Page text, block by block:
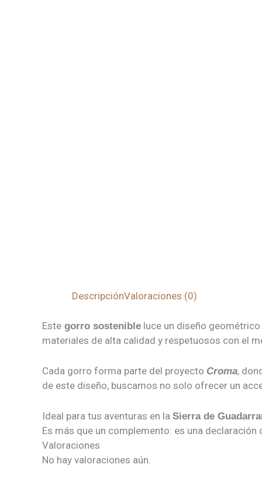
DescripciónValoraciones (0)
Este gorro sostenible luce un diseño
materiales de alta calidad y respetuosos con el
Cada gorro forma parte del proyecto Croma,
de este diseño, buscamos no solo ofrecer un
Ideal para tus aventuras en la Sierra de
Es más que un complemento: es una
Valoraciones
No hay valoraciones aún.